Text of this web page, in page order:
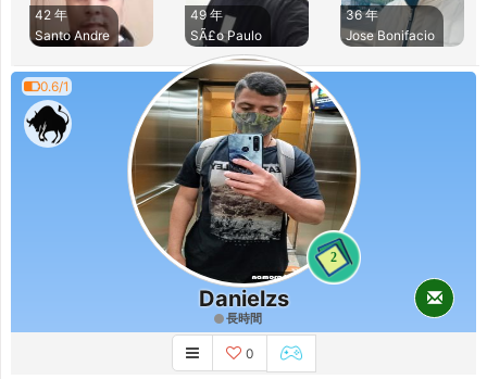
42 年
Santo Andre
49 年
SÃ£o Paulo
36 年
Jose Bonifacio
0.6/1
2
Danielzs
長時間
0